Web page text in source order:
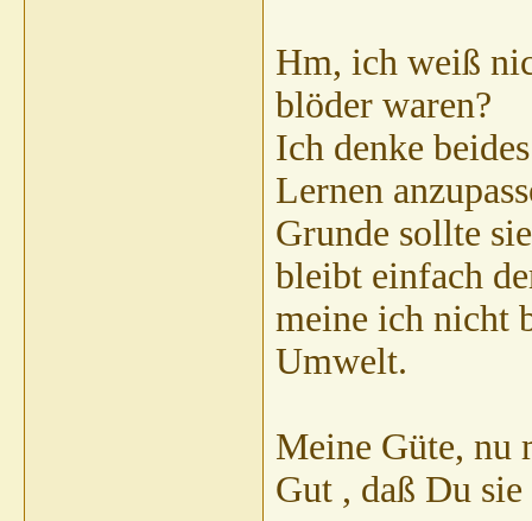
Hm, ich weiß
blöder waren?
Ich denke
Lernen
Grunde sollte
bleibt einfach
meine ich nicht
Umwelt.
Meine Güte, nu
Gut , daß Du